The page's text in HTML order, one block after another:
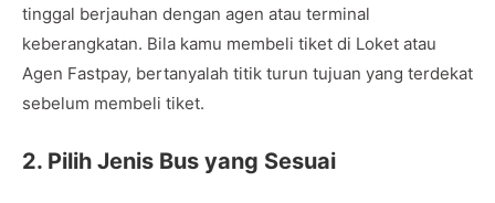
tinggal berjauhan dengan agen atau terminal
keberangkatan. Bila kamu membeli tiket di Loket atau
Agen Fastpay, bertanyalah titik turun tujuan yang terdekat
sebelum membeli tiket.
2. Pilih Jenis Bus yang Sesuai